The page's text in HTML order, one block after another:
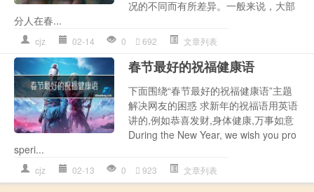
况的不同而有所差异。一般来说，大部
分人在春...
cjz 02-14 0 692 文章列表
春节最好的祝福健康语
下面围绕“春节最好的祝福健康语”主题
解决网友的困惑 求新年的祝福语用英语
讲的,例如恭喜发财,身体健康,万事如意
During the New Year, we wish you pro
speri...
cjz 02-13 0 923 文章列表